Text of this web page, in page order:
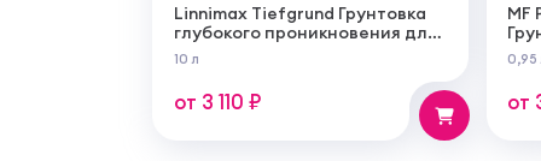
Linnimax Tiefgrund Грунтовка
глубокого проникновения для
внутренних и наружных работ
10 л
от 3 110 ₽
MF
из
0,95
от